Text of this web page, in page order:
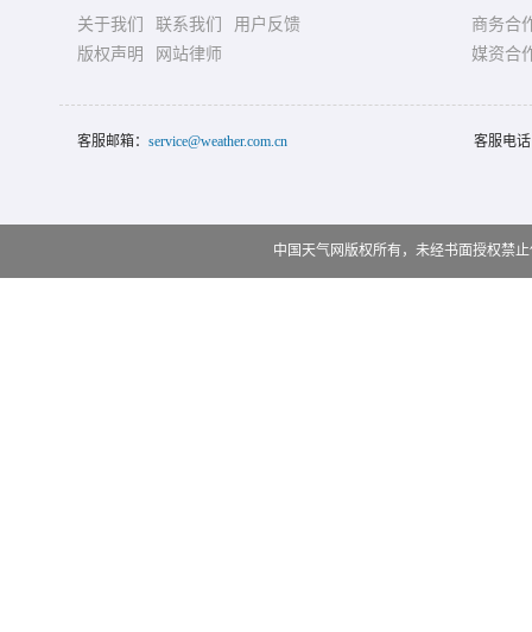
关于我们 联系我们
用户反馈
版权声明
网站律师
商务合
媒资合
客服邮箱： service@weather.com.cn 客服电
中国天气网版权所有，未经书面授权